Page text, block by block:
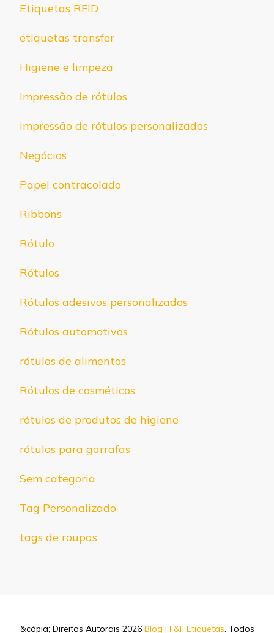
Etiquetas RFID
etiquetas transfer
Higiene e limpeza
Impressão de rótulos
impressão de rótulos personalizados
Negócios
Papel contracolado
Ribbons
Rótulo
Rótulos
Rótulos adesivos personalizados
Rótulos automotivos
rótulos de alimentos
Rótulos de cosméticos
rótulos de produtos de higiene
rótulos para garrafas
Sem categoria
Tag Personalizado
tags de roupas
&cópia; Direitos Autorais 2026 Blog | F&F Etiquetas. Todos